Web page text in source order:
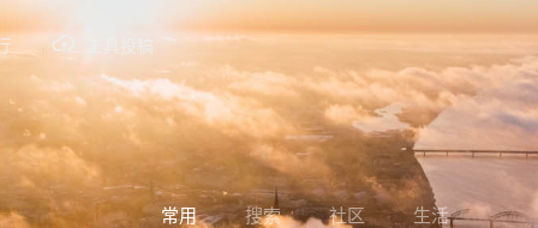
工具投稿
常用 搜索 社区 生活